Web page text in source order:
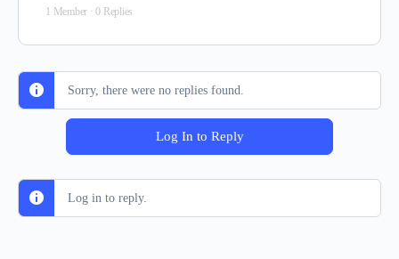
1 Member · 0 Replies
Sorry, there were no replies found.
Log In to Reply
Log in to reply.